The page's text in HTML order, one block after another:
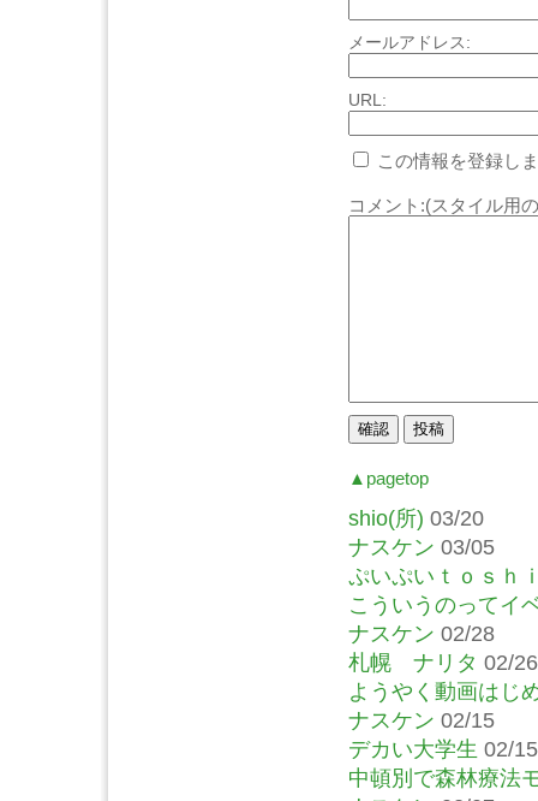
メールアドレス:
URL:
この情報を登録し
コメント:(スタイル用
▲pagetop
shio(所) 03/20
ナスケン 03/05
ぷいぷいｔｏｓｈ
こういうのってイ
ナスケン 02/28
札幌 ナリタ 02/26
ようやく動画はじ
ナスケン 02/15
デカい大学生 02/15
中頓別で森林療法